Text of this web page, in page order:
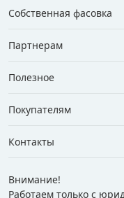
Собственная фасовка
Партнерам
Полезное
Покупателям
Контакты
Внимание!
Работаем только с